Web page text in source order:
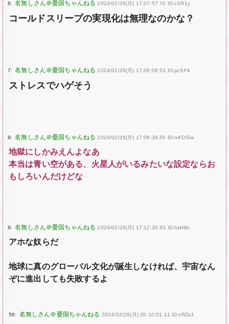
6: 2024/02/26(月) 17:07:57.70 ID:cXR1y
コールドスリープの実現化は無理なのかな？
7: 2024/02/26(月) 17:09:08.53 ID:pcSF4
ストレスでハゲそう
8: 2024/02/26(月) 17:09:34.50 ID:mFOGw
地獄にしかみえんよなあ
本当は青い空がある、火星人がいるみたいな設定ならお
もしろいんだけどな
9: 2024/02/26(月) 17:12:36.93 ID:hsHBc
アホな奴らだ
地球に真のグローバル文化が誕生しなければ、宇宙なん
ぞに進出しても失敗するよ
56: 2024/02/26(月) 20:10:51.11 ID:sRZo1